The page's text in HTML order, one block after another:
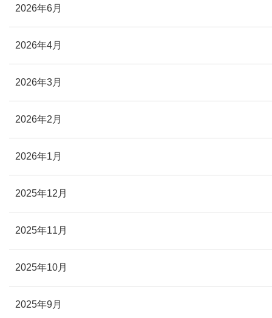
2026年6月
2026年4月
2026年3月
2026年2月
2026年1月
2025年12月
2025年11月
2025年10月
2025年9月